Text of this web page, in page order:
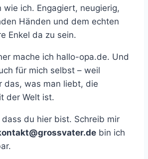
wie ich. Engagiert, neugierig,
Händen und dem echten
Enkel da zu sein.
mache ich hallo-opa.de. Und
für mich selbst – weil
das, was man liebt, die
der Welt ist.
du hier bist. Schreib mir
bin ich